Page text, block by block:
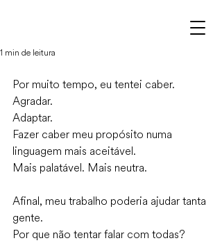
1 min de leitura
Por muito tempo, eu tentei caber.
Agradar.
Adaptar.
Fazer caber meu propósito numa
linguagem mais aceitável.
Mais palatável. Mais neutra.
Afinal, meu trabalho poderia ajudar tanta
gente.
Por que não tentar falar com todas?